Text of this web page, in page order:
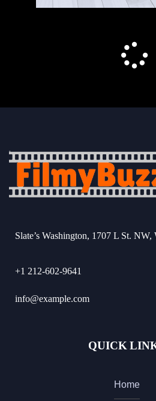
Slate’s Washington, 1707 L St.
+1 212-602-9641
info@example.com
QUICK
Home